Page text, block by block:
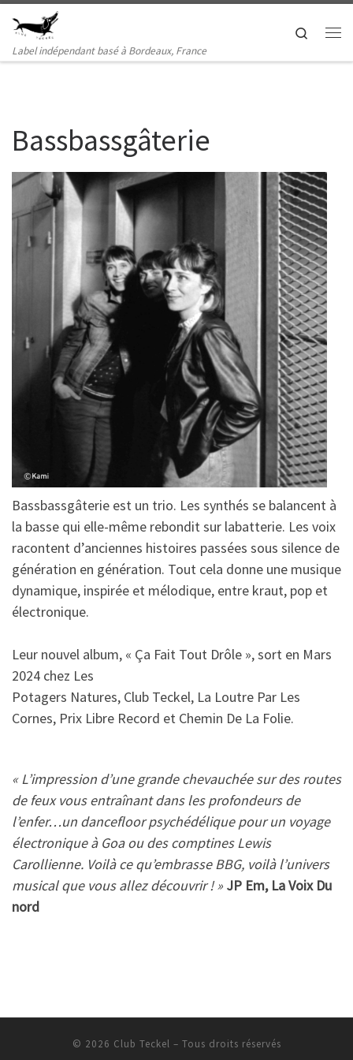
Passer au contenu
Label indépendant basé à Bordeaux, France
Search
Bassbassgâterie
Bassbassgâterie est un trio. Les synthés se balancent à
la basse qui elle-même rebondit sur labatterie. Les voix
racontent d’anciennes histoires passées sous silence de
génération en génération. Tout cela donne une musique
dynamique, inspirée et mélodique, entre kraut, pop et
électronique.
Leur nouvel album, « Ça Fait Tout Drôle », sort en Mars
2024 chez Les
Potagers Natures, Club Teckel, La Loutre Par Les
Cornes, Prix Libre Record et Chemin De La Folie.
« L’impression d’une grande chevauchée sur des routes
de feux vous entraînant dans les profondeurs de
l’enfer…un dancefloor psychédélique pour un voyage
électronique à Goa ou des comptines Lewis
Carollienne. Voilà ce qu’embrasse BBG, voilà l’univers
musical que vous allez découvrir ! » JP Em, La Voix Du
nord
© 2026 Club Teckel – Tous droits réservés